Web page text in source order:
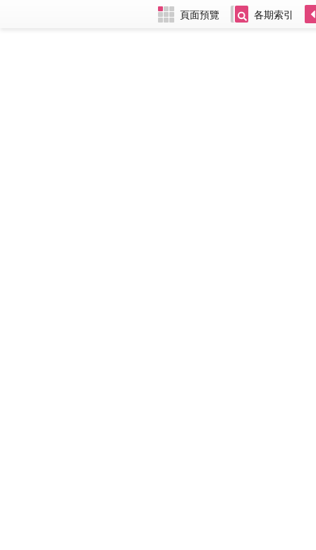
頁面預覽 各期索引